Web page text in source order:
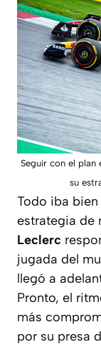
Seguir con el plan
su
Todo iba
estrategia de
Leclerc
jugada del
llegó a
Pronto, el
más
por su presa